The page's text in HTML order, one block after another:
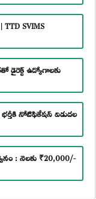
SVIMS
డైరెక్ట్ ఉద్యోగాలకు
నోటిఫికేషన్ విడుదల
: నెలకు ₹20,000/-